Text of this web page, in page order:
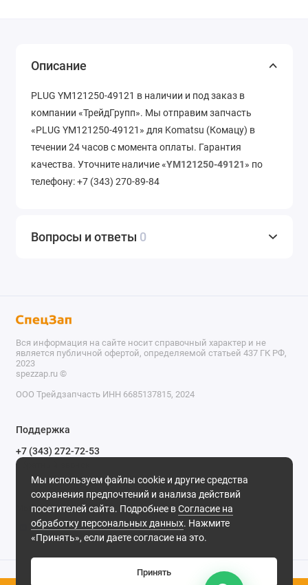
Описание
PLUG YM121250-49121 в наличии и под заказ в
компании «ТрейдГрупп». Мы отправим запчасть
«PLUG YM121250-49121» для Komatsu (Комацу) в
течении 24 часов с момента оплаты. Гарантия
качества. Уточните наличие «YM121250-49121» по
телефону: +7 (343) 270-89-84
Вопросы и ответы 0
Мы используем файлы cookie и другие средства
сохранения предпочтений и анализа действий
посетителей сайта. Подробнее вСогласие на
обработку персональных данных. Нажмите
«Принять», если даете согласие на это.
Принять
Вся информация на сайте носит справочный характер и не
является публичной офертой, определяемой статьей 437 ГК РФ,
2023
spezzap.ru ©️
ООО Трейдзапчасть ИНН 6685137815, 2024
Поддержка
+7 (343) 272-72-53
Обратный звонок
620030, г. Екатеринбург, ул. Карьерная, д. 14, оф. 14.
Мы в сети